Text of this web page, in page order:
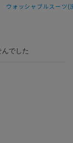
ウォッシャブルスーツ(